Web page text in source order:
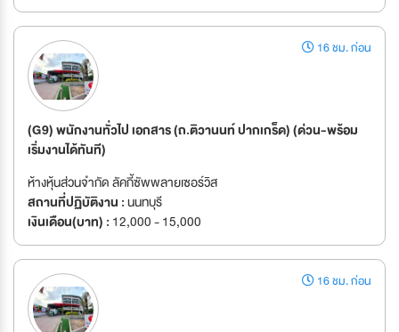
16 ชม. ก่อน
(G9) พนักงานทั่วไป เอกสาร (ถ.ติวานนท์ ปากเกร็ด) (ด่วน-พร้อม
เริ่มงานได้ทันที)
ห้างหุ้นส่วนจำกัด ลัคกี้ซัพพลายเซอร์วิส
สถานที่ปฏิบัติงาน :นนทบุรี
เงินเดือน(บาท) : 12,000 - 15,000
16 ชม. ก่อน